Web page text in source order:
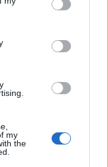
my
the